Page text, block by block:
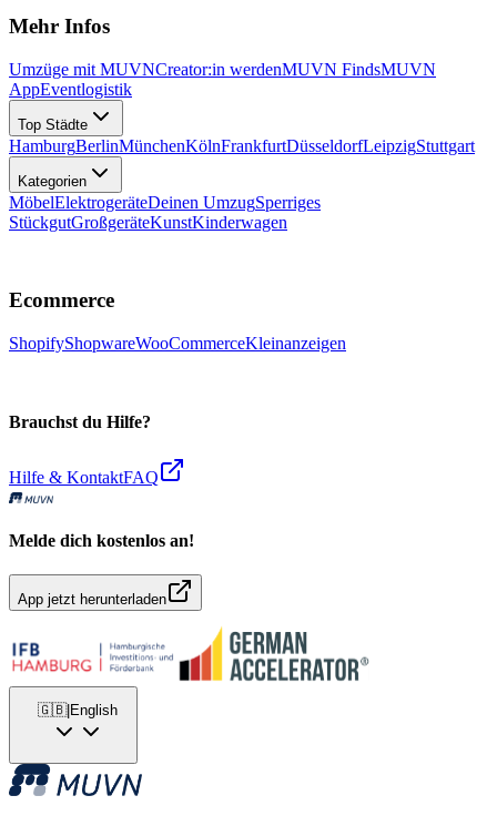
Mehr Infos
Umzüge mit MUVNCreator:in werdenMUVN FindsMUVN
AppEventlogistik
Top Städte
HamburgBerlinMünchenKölnFrankfurtDüsseldorfLeipzigStuttgart
Kategorien
MöbelElektrogeräteDeinen UmzugSperriges
StückgutGroßgeräteKunstKinderwagen
Ecommerce
ShopifyShopwareWooCommerceKleinanzeigen
Brauchst du Hilfe?
Hilfe & KontaktFAQ
Melde dich kostenlos an!
App jetzt herunterladen
🇬🇧| English